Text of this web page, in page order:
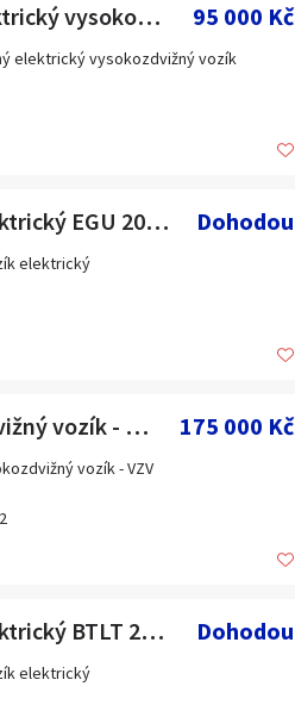
Ručně vedený elektrický vysokozdvižný vozík EJC Z16 (15483.) 95 000 Kč
elektrický vysokozdvižný vozík
302 kg
Paletový vozík elektrický EGU 20 S (6345.) Dohodou
elektrický
Terénní vysokozdvižný vozík - VZV DVHM 3222 (16156.) 175 000 Kč
vozík - VZV
v chodu
Paletový vozík elektrický BTLT 2000/8 (6367.) Dohodou
elektrický